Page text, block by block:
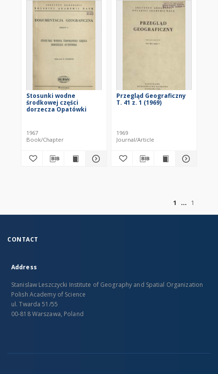
Stosunki wodne
środkowej części
dorzecza Opatówki
1967
Book/Chapter
Przegląd Geograficzny
T. 41 z. 1 (1969)
1969
Journal/Article
1
1
CONTACT
Address
Stanislaw Leszczycki Institute of Geography and Spatial Organization
Polish Academy of Science
ul. Twarda 51/55
00-818 Warszawa, Poland